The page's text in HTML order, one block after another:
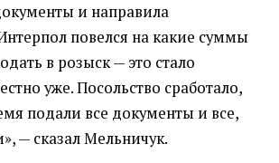
и направила
повелся на какие суммы
в розыск — это стало
уже. Посольство сработало,
подали все документы и все,
— сказал Мельничук.